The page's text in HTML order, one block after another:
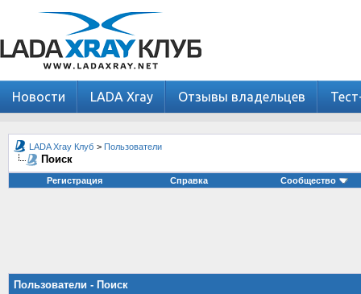
Новости LADA Xray Отзывы владельцев
LADA Xray Клуб > Пользователи
Поиск
Регистрация Справка Сообщество
Пользователи - Поиск